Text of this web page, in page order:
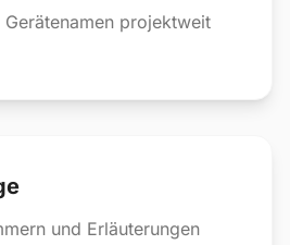
projektweit
und Erläuterungen